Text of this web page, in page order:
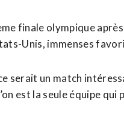
finale olympique
Unis, immenses
serait un match
est la seule équipe